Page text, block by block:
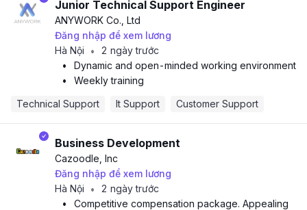
Junior Technical Support Engineer
ANYWORK Co., Ltd
Đăng nhập để xem lương
Hà Nội
•
2 ngày trước
•
Dynamic and open-minded working environment
•
Weekly training
Technical Support
It Support Customer Support
Business Development
Cazoodle, Inc
Đăng nhập để xem lương
Hà Nội
•
2 ngày trước
•
Competitive compensation package. Appealing